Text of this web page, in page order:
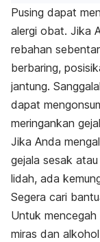
Pusing dapat
alergi obat. Jika
rebahan
berbaring,
jantung.
dapat
meringankan
Jika Anda
gejala sesak
lidah, ada
Segera cari
Untuk mencegah
miras dan